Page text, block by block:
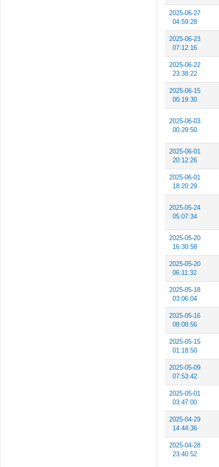
2025-06-27
04:59:28
2025-06-23
07:12:16
2025-06-22
23:38:22
2025-06-15
00:19:30
2025-06-03
00:29:50
2025-06-01
20:12:26
2025-06-01
18:20:29
2025-05-24
05:07:34
2025-05-20
16:30:58
2025-05-20
06:11:32
2025-05-18
03:06:04
2025-05-16
08:08:56
2025-05-15
01:18:50
2025-05-09
07:53:42
2025-05-01
03:47:00
2025-04-29
14:44:36
2025-04-28
23:40:52